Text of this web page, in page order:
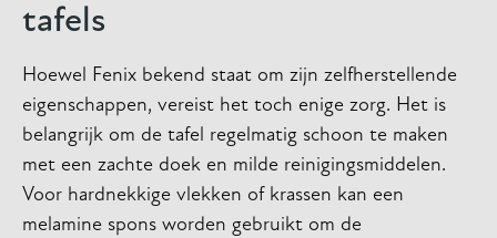
tafels
Hoewel Fenix bekend staat om zijn zelfherstellende
eigenschappen, vereist het toch enige zorg. Het is
belangrijk om de tafel regelmatig schoon te maken
met een zachte doek en milde reinigingsmiddelen.
Voor hardnekkige vlekken of krassen kan een
melamine spons worden gebruikt om de